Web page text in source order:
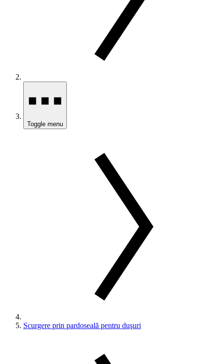
Toggle menu
Scurgere prin pardoseală pentru duşuri